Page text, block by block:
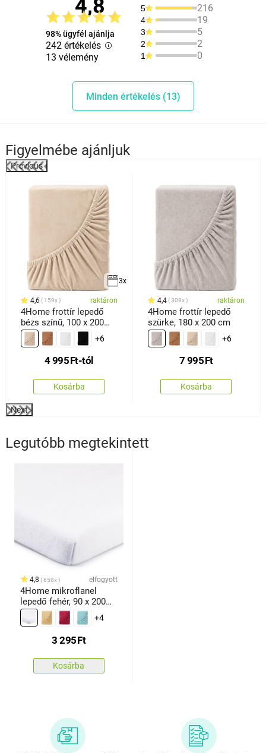
4,8
98% ügyfél ajánlja
242 értékelés
13 vélemény
5 216
4 19
3 5
2 2
1 0
Minden értékelés (13)
Figyelmébe ajánljuk
Previous
3x
4,6 159x raktáron
4Home frottír lepedő
bézs színű, 100 x 200
cm
+6
4 995Ft-tól
Kosárba
4,4 309x raktáron
4Home frottír lepedő
szürke, 180 x 200 cm
+6
7 995Ft
Kosárba
Next
Legutóbb megtekintett
4,8 658x elfogyott
4Home mikroflanel
lepedő fehér, 90 x 200
cm
+4
3 295Ft
Kosárba